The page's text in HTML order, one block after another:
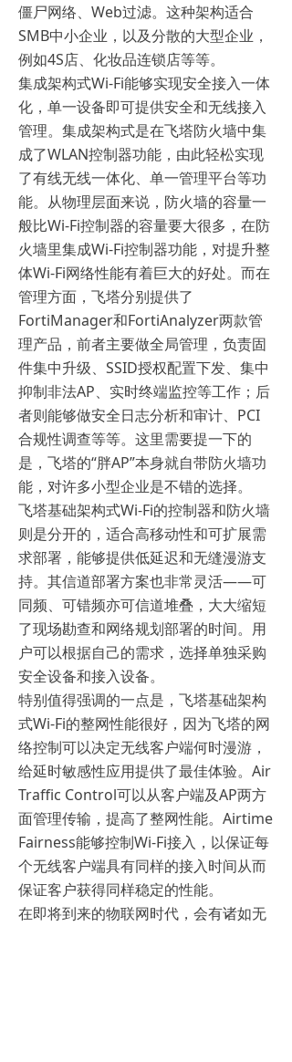
僵尸网络、Web过滤。这种架构适合
SMB中小企业，以及分散的大型企业，
例如4S店、化妆品连锁店等等。
集成架构式Wi-Fi能够实现安全接入一体
化，单一设备即可提供安全和无线接入
管理。集成架构式是在飞塔防火墙中集
成了WLAN控制器功能，由此轻松实现
了有线无线一体化、单一管理平台等功
能。从物理层面来说，防火墙的容量一
般比Wi-Fi控制器的容量要大很多，在防
火墙里集成Wi-Fi控制器功能，对提升整
体Wi-Fi网络性能有着巨大的好处。而在
管理方面，飞塔分别提供了
FortiManager和FortiAnalyzer两款管
理产品，前者主要做全局管理，负责固
件集中升级、SSID授权配置下发、集中
抑制非法AP、实时终端监控等工作；后
者则能够做安全日志分析和审计、PCI
合规性调查等等。这里需要提一下的
是，飞塔的“胖AP”本身就自带防火墙功
能，对许多小型企业是不错的选择。
飞塔基础架构式Wi-Fi的控制器和防火墙
则是分开的，适合高移动性和可扩展需
求部署，能够提供低延迟和无缝漫游支
持。其信道部署方案也非常灵活——可
同频、可错频亦可信道堆叠，大大缩短
了现场勘查和网络规划部署的时间。用
户可以根据自己的需求，选择单独采购
安全设备和接入设备。
特别值得强调的一点是，飞塔基础架构
式Wi-Fi的整网性能很好，因为飞塔的网
络控制可以决定无线客户端何时漫游，
给延时敏感性应用提供了最佳体验。Air
Traffic Control可以从客户端及AP两方
面管理传输，提高了整网性能。Airtime
Fairness能够控制Wi-Fi接入，以保证每
个无线客户端具有同样的接入时间从而
保证客户获得同样稳定的性能。
在即将到来的物联网时代，会有诸如无